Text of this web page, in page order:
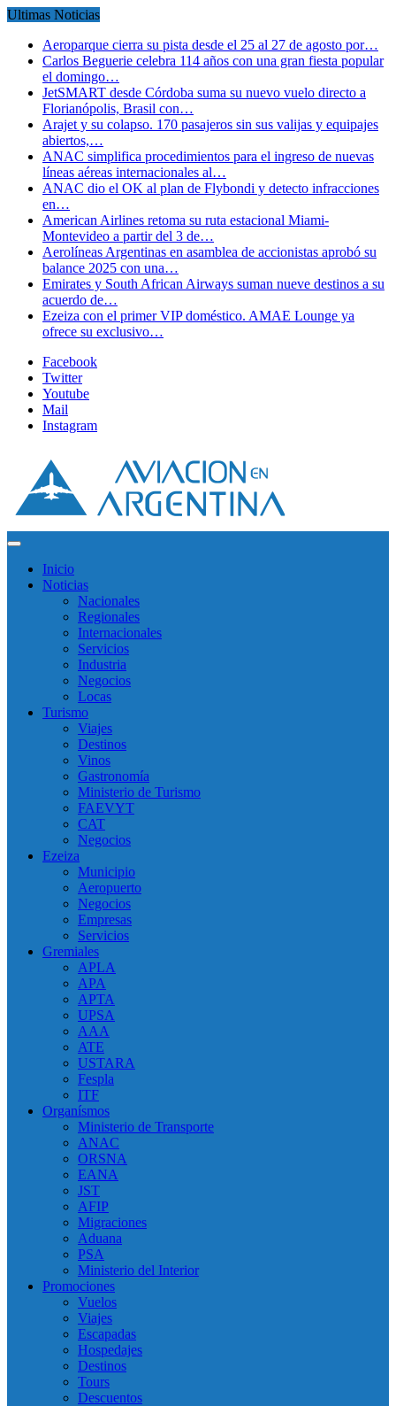
Ultimas Noticias
Aeroparque cierra su pista desde el 25 al 27 de agosto por…
Carlos Beguerie celebra 114 años con una gran fiesta popular
el domingo…
JetSMART desde Córdoba suma su nuevo vuelo directo a
Florianópolis, Brasil con…
Arajet y su colapso. 170 pasajeros sin sus valijas y equipajes
abiertos,…
ANAC simplifica procedimientos para el ingreso de nuevas
líneas aéreas internacionales al…
ANAC dio el OK al plan de Flybondi y detecto infracciones
en…
American Airlines retoma su ruta estacional Miami-
Montevideo a partir del 3 de…
Aerolíneas Argentinas en asamblea de accionistas aprobó su
balance 2025 con una…
Emirates y South African Airways suman nueve destinos a su
acuerdo de…
Ezeiza con el primer VIP doméstico. AMAE Lounge ya
ofrece su exclusivo…
Facebook
Twitter
Youtube
Mail
Instagram
Inicio
Noticias
Nacionales
Regionales
Internacionales
Servicios
Industria
Negocios
Locas
Turismo
Viajes
Destinos
Vinos
Gastronomía
Ministerio de Turismo
FAEVYT
CAT
Negocios
Ezeiza
Municipio
Aeropuerto
Negocios
Empresas
Servicios
Gremiales
APLA
APA
APTA
UPSA
AAA
ATE
USTARA
Fespla
ITF
Organísmos
Ministerio de Transporte
ANAC
ORSNA
EANA
JST
AFIP
Migraciones
Aduana
PSA
Ministerio del Interior
Promociones
Vuelos
Viajes
Escapadas
Hospedajes
Destinos
Tours
Descuentos